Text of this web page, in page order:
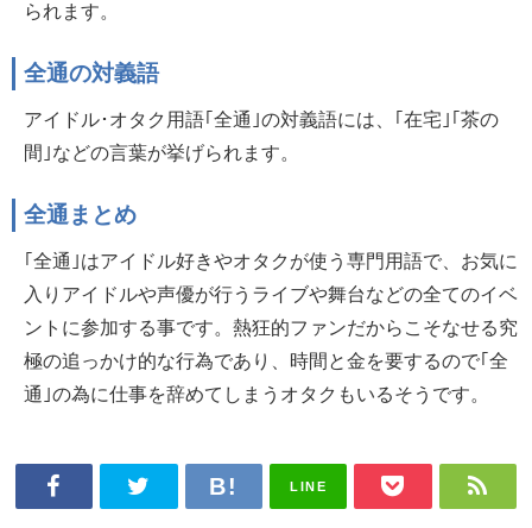
られます。
全通の対義語
アイドル･オタク用語｢全通｣の対義語には、｢在宅｣｢茶の
間｣などの言葉が挙げられます。
全通まとめ
｢全通｣はアイドル好きやオタクが使う専門用語で、お気に
入りアイドルや声優が行うライブや舞台などの全てのイベ
ントに参加する事です。熱狂的ファンだからこそなせる究
極の追っかけ的な行為であり、時間と金を要するので｢全
通｣の為に仕事を辞めてしまうオタクもいるそうです。
LINE